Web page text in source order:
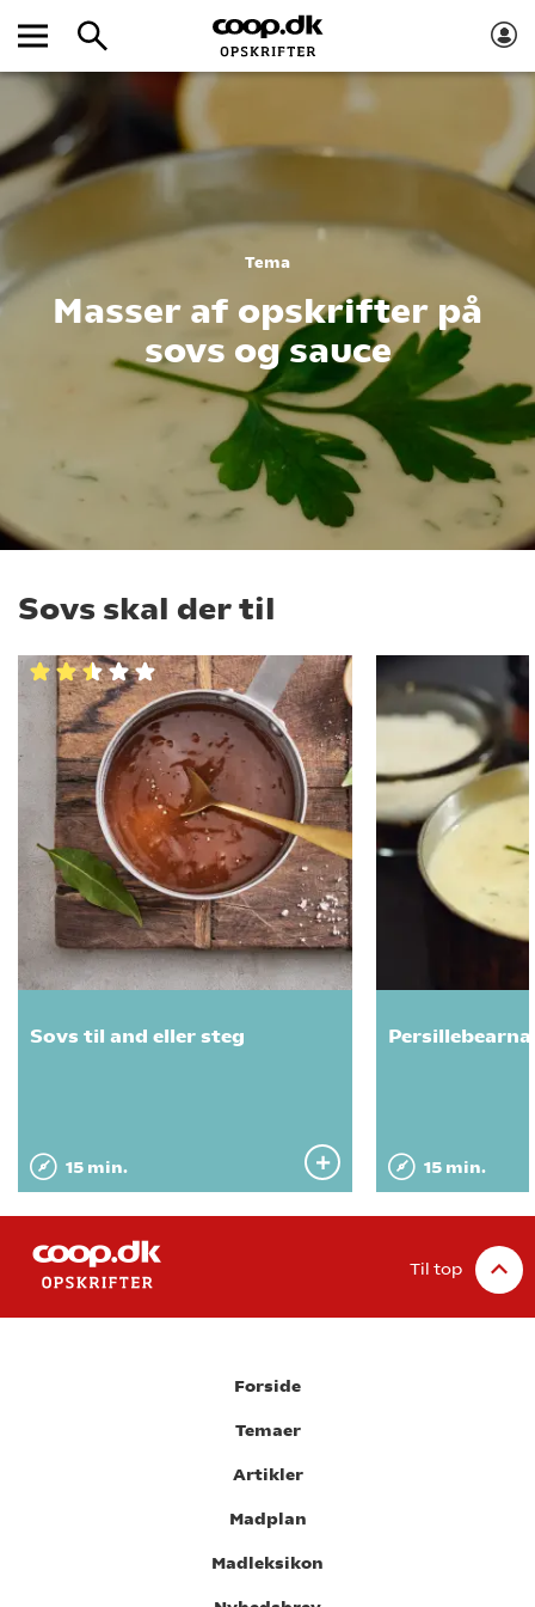
Tema
Masser af opskrifter på
sovs og sauce
Sovs skal der til
Sovs til and eller steg
15 min. 15 min.
Til top
Forside
Temaer
Artikler
Madplan
Madleksikon